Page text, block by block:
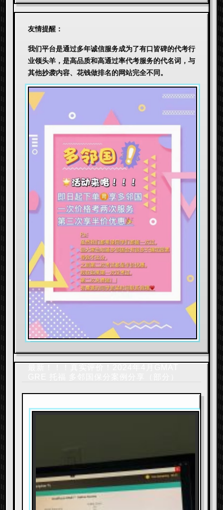
友情提醒：
我们平台是通过多年诚信服务成为了有口皆碑的代考行
业领头羊，是高品质和高通过率代考服务的代名词，与
其他抄袭内容、花钱做排名的网站完全不同。